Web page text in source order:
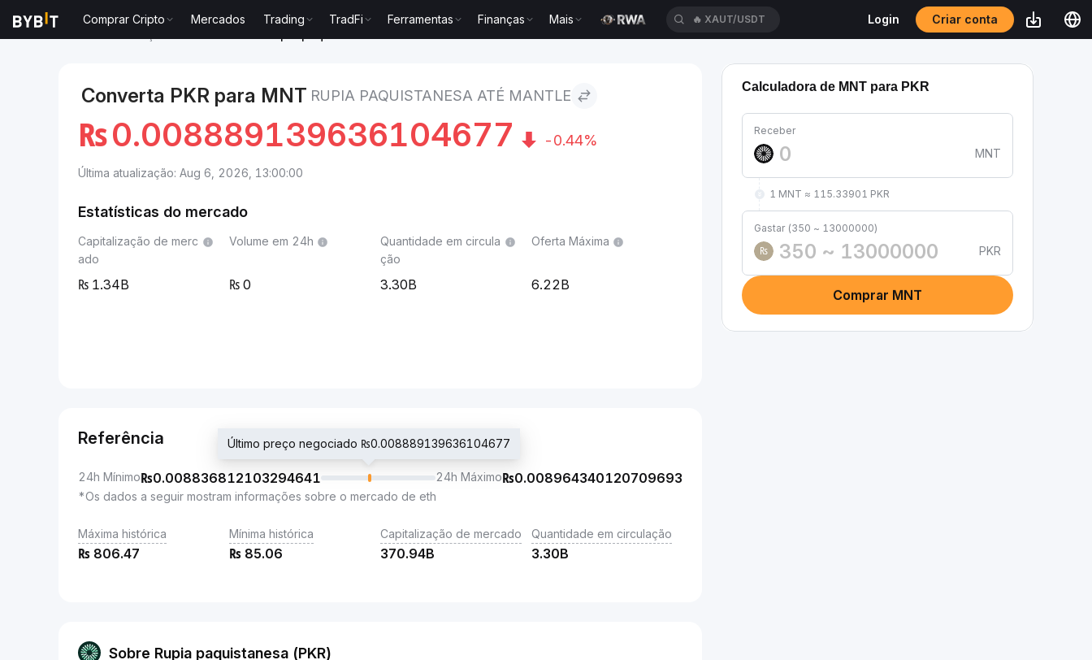
Comprar Cripto Mercados Trading TradFi Ferramentas Finanças Mais 🔥 XAUT/USDT Login Criar conta
Converta PKR para MNT RUPIA PAQUISTANESA ATÉ MANTLE
₨0.008889139636104677 -0.44%
Última atualização: Aug 6, 2026, 13:00:00
Estatísticas do mercado
Capitalização de merc
ado
1.34B
Volume em 24h
0
Quantidade em circula
ção
3.30B
Oferta Máxima
6.22B
Referência
24h Mínimo₨0.008836812103294641
Último preço negociado ₨0.008889139636104677
24h Máximo₨0.008964340120709693
*Os dados a seguir mostram informações sobre o mercado de eth
Máxima histórica
₨ 806.47
Mínima histórica
₨ 85.06
Capitalização de mercado
370.94B
Quantidade em circulação
3.30B
Sobre Rupia paquistanesa (PKR)
Calculadora de MNT para PKR
Receber
MNT
1 MNT ≈ 115.33901 PKR
Gastar (350 ~ 13000000)
₨
PKR
Comprar MNT